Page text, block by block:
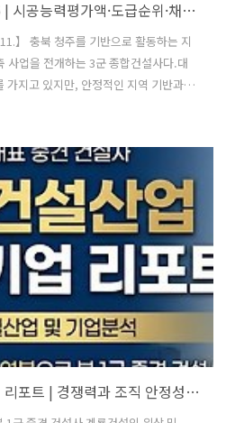
지평토건 기업분석 2026 | 시공능력평가액·도급순위·채용정보
】 충북 청주를 기반으로 활동하는 지
사업을 전개하는 3군 종합건설사다.대
가지고 있지만, 안정적인 지역 기반과
는 점에서 중소·중견 건설사 취업을
→ 채용 포인트 순으로 정리한다.1.
사: 충청북도 청주시 상당구자본금:
만원 (2024년 GAAP 개별 기준)임직
사, 산업·환경설비, 조경·전기공사,
지역 밀착형 사업 구조가..
계룡건설산업 2026 기업 리포트 | 경쟁력과 조직 안정성을 겸비한 국내 대표 중견 건설사